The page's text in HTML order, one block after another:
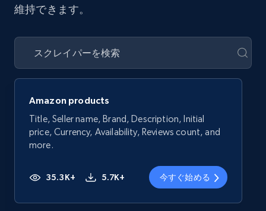
維持できます。
Amazon products
Title, Seller name, Brand, Description, Initial
price, Currency, Availability, Reviews count, and
more.
35.3K+ 5.7K+ 今すぐ始める